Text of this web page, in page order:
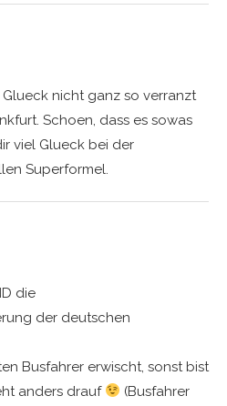
nicht ganz so verranzt
Schoen, dass es sowas
viel Glueck bei der
Superformel.
die
der deutschen
Busfahrer erwischt, sonst bist
anders drauf
(Busfahrer